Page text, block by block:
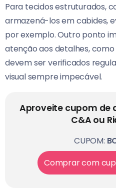
Para tecidos estruturados,
armazená-los em cabides,
por exemplo. Outro ponto
atenção aos detalhes,
devem ser verificados
visual sempre impecável.
Aproveite cupom de
C&A ou
CUPOM:
Comprar com